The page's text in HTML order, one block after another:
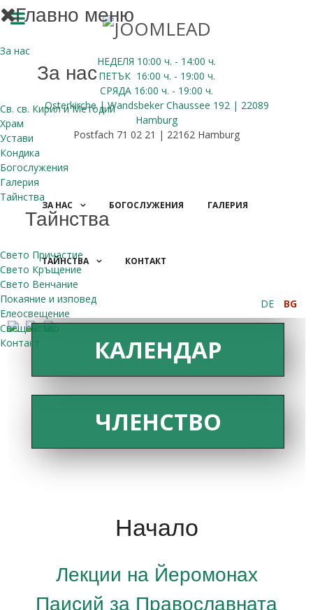
НЕДЕЛЯ 10:00 ч. - 14:00 ч.
ПЕТЪК 16:00 ч. - 19:00 ч.
СРЯДА 16:00 ч. - 19:00 ч.
Osterkirche | Wandsbeker Chaussee 192 | 22089
Hamburg
Postfach 71 02 21 | 22162 Hamburg
Главно меню
За нас
За нас
Св. св. Кирил и Методий
Храм
Устави
Кондика
Богослужения
Галерия
Тайнства
Тайнства
Свето Причастие
Свето Кръщение
Свето Венчание
Покаяние и изповед
Елеосвещение
Свещенство
Контакт
ЗА НАС БОГОСЛУЖЕНИЯ ГАЛЕРИЯ
ТАЙНСТВА КОНТАКТ
DE BG
КАЛЕНДАР
ЧЛЕНСТВО
Начало
Лекции на Йеромонах
Паисий за Православната